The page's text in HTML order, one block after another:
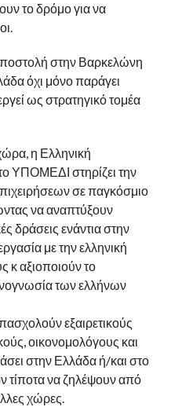
το δρόμο για να
στην Βαρκελώνη
όχι μόνο παράγει
ως στρατηγικό τομέα
η Ελληνική
ΥΠΟΜΕΔΙ στηρίζει την
σε παγκόσμιο
να αναπτύξουν
δράσεις ενάντια στην
με την ελληνική
κ αξιοποιούν το
των ελλήνων
εξαιρετικούς
οικονομολόγους και
στην Ελλάδα ή/και στο
τίποτα να ζηλέψουν από
χώρες.